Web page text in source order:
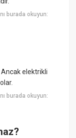
burada okuyun:
elektrikli
burada okuyun: